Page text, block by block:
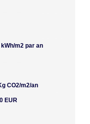
m2 par an
CO2/m2/an
EUR